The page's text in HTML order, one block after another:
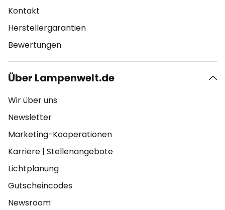
Kontakt
Herstellergarantien
Bewertungen
Über Lampenwelt.de
Wir über uns
Newsletter
Marketing-Kooperationen
Karriere | Stellenangebote
Lichtplanung
Gutscheincodes
Newsroom